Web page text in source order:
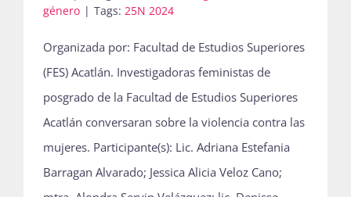
género | Tags: 25N 2024
Organizada por: Facultad de Estudios Superiores
(FES) Acatlán. Investigadoras feministas de
posgrado de la Facultad de Estudios Superiores
Acatlán conversaran sobre la violencia contra las
mujeres. Participante(s): Lic. Adriana Estefania
Barragan Alvarado; Jessica Alicia Veloz Cano;